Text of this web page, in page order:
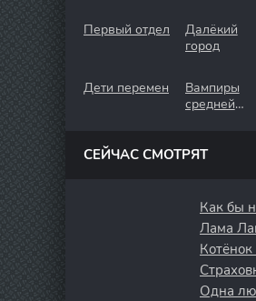
Первый отдел
Далёкий
город
Дети перемен
Вампиры
средней
СЕЙЧАС СМОТРЯТ
Лама
Одна